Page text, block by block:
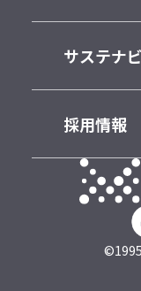
サステナ
採用情報